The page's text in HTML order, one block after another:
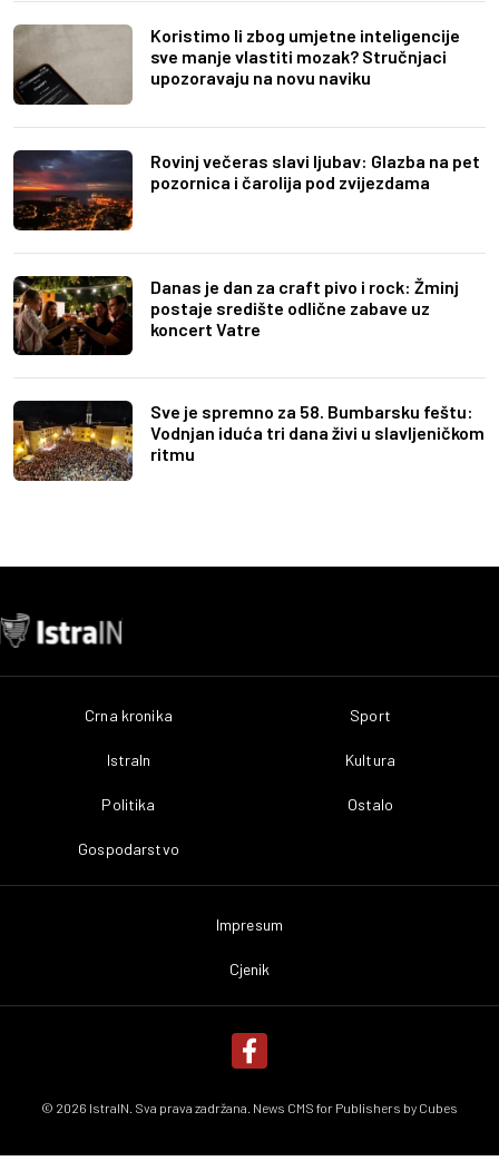
Koristimo li zbog umjetne inteligencije
sve manje vlastiti mozak? Stručnjaci
upozoravaju na novu naviku
Rovinj večeras slavi ljubav: Glazba na pet
pozornica i čarolija pod zvijezdama
Danas je dan za craft pivo i rock: Žminj
postaje središte odlične zabave uz
koncert Vatre
Sve je spremno za 58. Bumbarsku feštu:
Vodnjan iduća tri dana živi u slavljeničkom
ritmu
Crna kronika
IstraIn
Politika
Gospodarstvo
Sport
Kultura
Ostalo
Impresum
Cjenik
© 2026 IstraIN. Sva prava zadržana. News CMS for Publishers by Cubes